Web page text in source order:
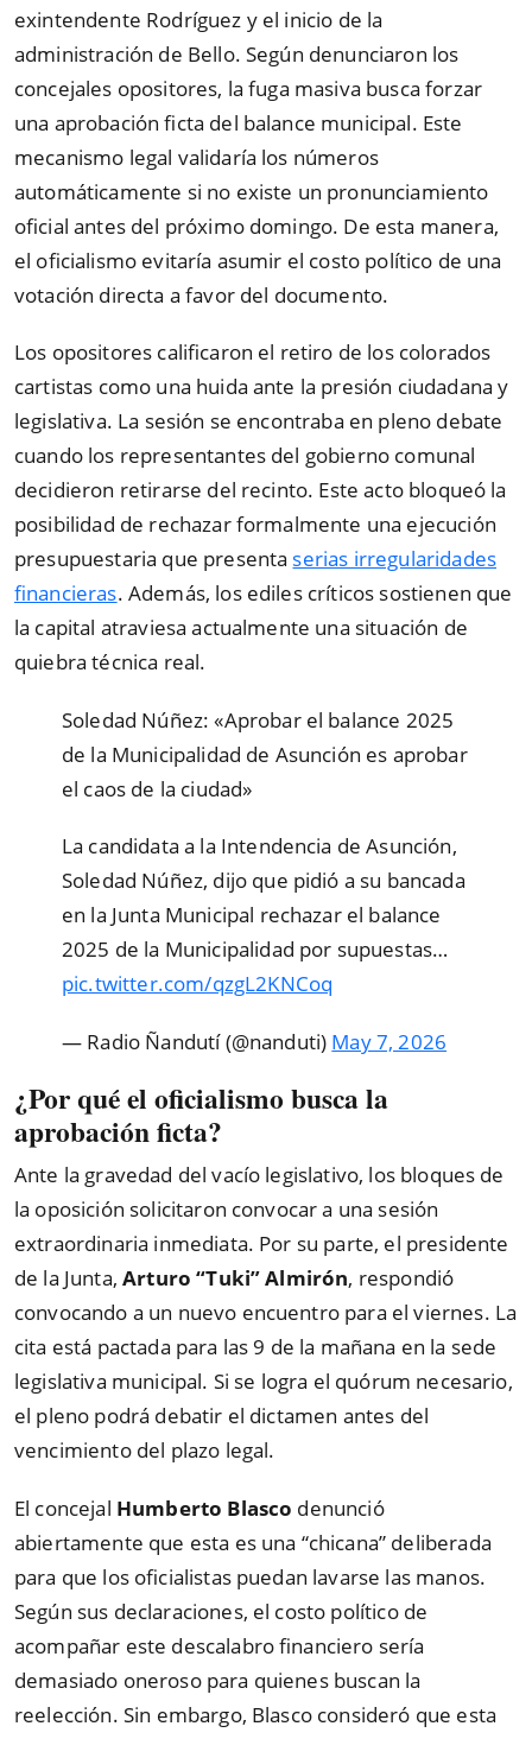
exintendente Rodríguez y el inicio de la
administración de Bello. Según denunciaron los
concejales opositores, la fuga masiva busca forzar
una aprobación ficta del balance municipal. Este
mecanismo legal validaría los números
automáticamente si no existe un pronunciamiento
oficial antes del próximo domingo. De esta manera,
el oficialismo evitaría asumir el costo político de una
votación directa a favor del documento.
Los opositores calificaron el retiro de los colorados
cartistas como una huida ante la presión ciudadana y
legislativa. La sesión se encontraba en pleno debate
cuando los representantes del gobierno comunal
decidieron retirarse del recinto. Este acto bloqueó la
posibilidad de rechazar formalmente una ejecución
presupuestaria que presenta serias irregularidades
financieras. Además, los ediles críticos sostienen que
la capital atraviesa actualmente una situación de
quiebra técnica real.
Soledad Núñez: «Aprobar el balance 2025
de la Municipalidad de Asunción es aprobar
el caos de la ciudad»
La candidata a la Intendencia de Asunción,
Soledad Núñez, dijo que pidió a su bancada
en la Junta Municipal rechazar el balance
2025 de la Municipalidad por supuestas…
pic.twitter.com/qzgL2KNCoq
— Radio Ñandutí (@nanduti) May 7, 2026
¿Por qué el oficialismo busca la
aprobación ficta?
Ante la gravedad del vacío legislativo, los bloques de
la oposición solicitaron convocar a una sesión
extraordinaria inmediata. Por su parte, el presidente
de la Junta,Arturo “Tuki” Almirón, respondió
convocando a un nuevo encuentro para el viernes. La
cita está pactada para las 9 de la mañana en la sede
legislativa municipal. Si se logra el quórum necesario,
el pleno podrá debatir el dictamen antes del
vencimiento del plazo legal.
El concejal Humberto Blasco denunció
abiertamente que esta es una “chicana” deliberada
para que los oficialistas puedan lavarse las manos.
Según sus declaraciones, el costo político de
acompañar este descalabro financiero sería
demasiado oneroso para quienes buscan la
reelección. Sin embargo, Blasco consideró que esta